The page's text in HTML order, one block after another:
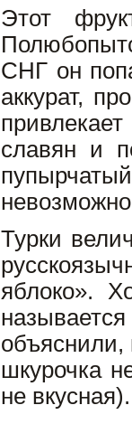
Этот
СНГ он
аккурат,
славян и
Турки
яблоко».
объяснили,
шкурочка
не вкусная).